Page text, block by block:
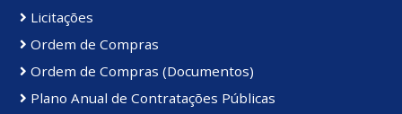
Licitações
Ordem de Compras
Ordem de Compras (Documentos)
Plano Anual de Contratações Públicas